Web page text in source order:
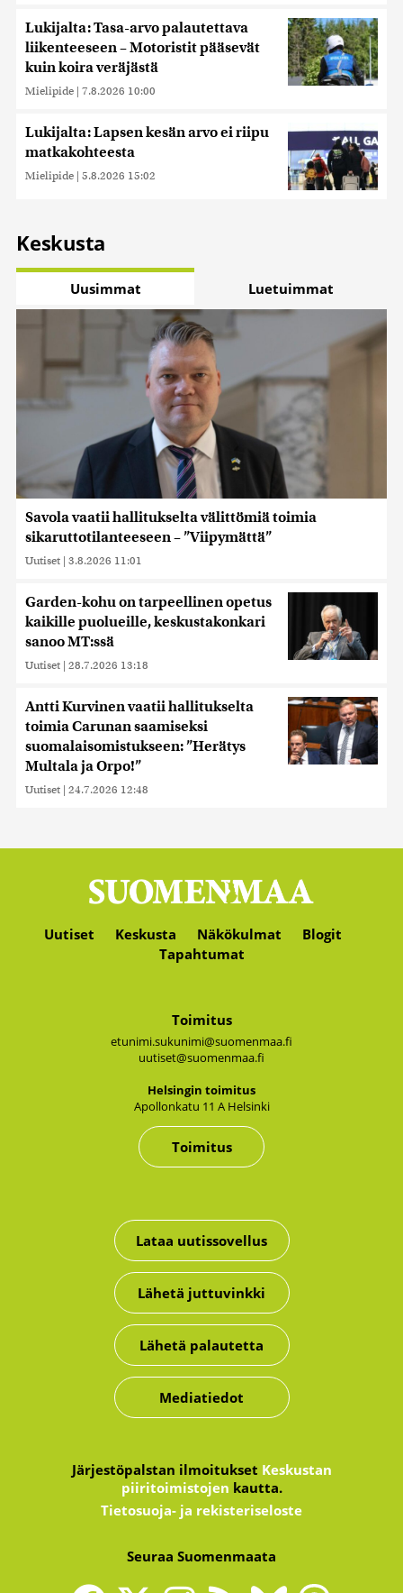
Lukijalta: Tasa-arvo palautettava
liikenteeseen – Motoristit pääsevät
kuin koira veräjästä
Mielipide | 7.8.2026 10:00
Lukijalta: Lapsen kesän arvo ei riipu
matkakohteesta
Mielipide | 5.8.2026 15:02
Keskusta
Uusimmat Luetuimmat
Savola vaatii hallitukselta välittömiä toimia
sikaruttotilanteeseen – ”Viipymättä”
Uutiset | 3.8.2026 11:01
Garden-kohu on tarpeellinen opetus
kaikille puolueille, keskustakonkari
sanoo MT:ssä
Uutiset | 28.7.2026 13:18
Antti Kurvinen vaatii hallitukselta
toimia Carunan saamiseksi
suomalaisomistukseen: ”Herätys
Multala ja Orpo!”
Uutiset | 24.7.2026 12:48
Uutiset Keskusta Näkökulmat
Blogit
Tapahtumat
Toimitus
etunimi.sukunimi@suomenmaa.fi
uutiset@suomenmaa.fi
Hel­sin­gin toi­mi­tus
Apol­lon­ka­tu 11 A Hel­sin­ki
Toimitus
Lataa uutissovellus
Lähetä juttuvinkki
Lähetä palautetta
Mediatiedot
Järjestöpalstan ilmoitukset Keskustan
piiritoimistojen kautta.
Tietosuoja- ja rekisteriseloste
Seuraa Suomenmaata